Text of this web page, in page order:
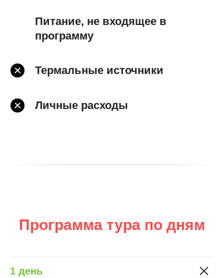
Питание, не входящее в
программу
Термальные источники
Личные расходы
Программа тура по дням
1 день